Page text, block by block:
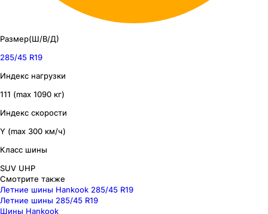
Размер(Ш/В/Д)
285/45 R19
Индекс нагрузки
111 (max 1090 кг)
Индекс скорости
Y (max 300 км/ч)
Класс шины
SUV UHP
Смотрите также
Летние шины Hankook 285/45 R19
Летние шины 285/45 R19
Шины Hankook